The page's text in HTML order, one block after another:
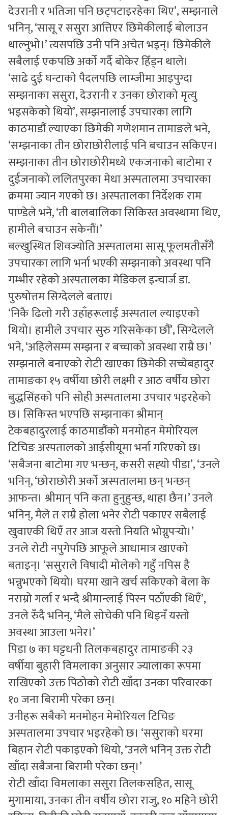
देउरानी र भतिजा पनि छट्पटाइरहेका थिए’, सम्झनाले
भनिन्, ‘सासू र ससुरा आत्तिएर छिमेकीलाई बोलाउन
थाल्नुभो।’ त्यसपछि उनी पनि अचेत भइन्। छिमेकीले
सबैलाई एकपछि अर्को गर्दै बोकेर हिँड्न थाले।
‘साढे दुई घन्टाको पैदलपछि लाम्जीमा आइपुग्दा
सम्झनाका ससुरा, देउरानी र उनका छोराको मृत्यु
भइसकेको थियो’, सम्झनालाई उपचारका लागि
काठमाडौं ल्याएका छिमेकी गणेशमान तामाङले भने,
‘सम्झनाका तीन छोराछोरीलाई पनि बचाउन सकिएन।
सम्झनाका तीन छोराछोरीमध्ये एकजनाको बाटोमा र
दुईजनाको ललितपुरका मेधा अस्पतालमा उपचारका
क्रममा ज्यान गएको छ। अस्पतालका निर्देशक राम
पाण्डेले भने, ‘ती बालबालिका सिकिस्त अवस्थामा थिए,
हामीले बचाउन सकेनौं।’
बल्खुस्थित शिवज्योति अस्पतालमा सासू फूलमतीसँगै
उपचारका लागि भर्ना भएकी सम्झनाको अवस्था पनि
गम्भीर रहेको अस्पतालका मेडिकल इन्चार्ज डा.
पुरुषोत्तम सिग्देलले बताए।
‘निकै ढिलो गरी उहाँहरूलाई अस्पताल ल्याइएको
थियो। हामीले उपचार सुरु गरिसकेका छौं’, सिग्देलले
भने, ‘अहिलेसम्म सम्झना र बच्चाको अवस्था राम्रै छ।’
सम्झनाले बनाएको रोटी खाएका छिमेकी सच्चेबहादुर
तामाङका १५ वर्षीया छोरी लक्ष्मी र आठ वर्षीय छोरा
बुद्धसिंहको पनि सोही अस्पतालमा उपचार भइरहेको
छ। सिकिस्त भएपछि सम्झनाका श्रीमान्
टेकबहादुरलाई काठमाडौंको मनमोहन मेमोरियल
टिचिङ अस्पतालको आईसीयूमा भर्ना गरिएको छ।
‘सबैजना बाटोमा गए भन्छन्, कसरी सह्‍यो पीडा’, ‘उनले
भनिन्, ‘छोराछोरी अर्को अस्पतालमा छन् भन्छन्
आफन्त। श्रीमान् पनि कता हुनुहुन्छ, थाहा छैन।’ उनले
भनिन्, मैले त राम्रै होला भनेर रोटी पकाएर सबैलाई
खुवाएकी थिएँ तर आज यस्तो नियति भोग्नुपर्‍यो।’
उनले रोटी नपुगेपछि आफूले आधामात्र खाएको
बताइन्। ‘ससुराले विषादी मोलेको गहुँ नपिस है
भन्नुभएको थियो। घरमा खाने खर्च सकिएको बेला के
नराम्रो गर्ला र भन्दै श्रीमान्लाई पिस्न पठाँएकी थिएँ’,
उनले रुँदै भनिन्, ‘मैले सोचेकी पनि थिइनँ यस्तो
अवस्था आउला भनेर।’
पिडा ७ का घट्टधनी तिलकबहादुर तामाङकी २३
वर्षीया बुहारी विमलाका अनुसार ज्यालाका रूपमा
राखिएको उक्त पिठोको रोटी खाँदा उनका परिवारका
१० जना बिरामी परेका छन्।
उनीहरू सबैको मनमोहन मेमोरियल टिचिङ
अस्पतालमा उपचार भइरहेको छ। ‘ससुराको घरमा
बिहान रोटी पकाइएको थियो, ‘उनले भनिन् उक्त रोटी
खाँदा सबैजना बिरामी परेका छन्।’
रोटी खाँदा विमलाका ससुरा तिलकसहित, सासू
मुगामाया, उनका तीन वर्षीय छोरा राजु, १० महिने छोरी